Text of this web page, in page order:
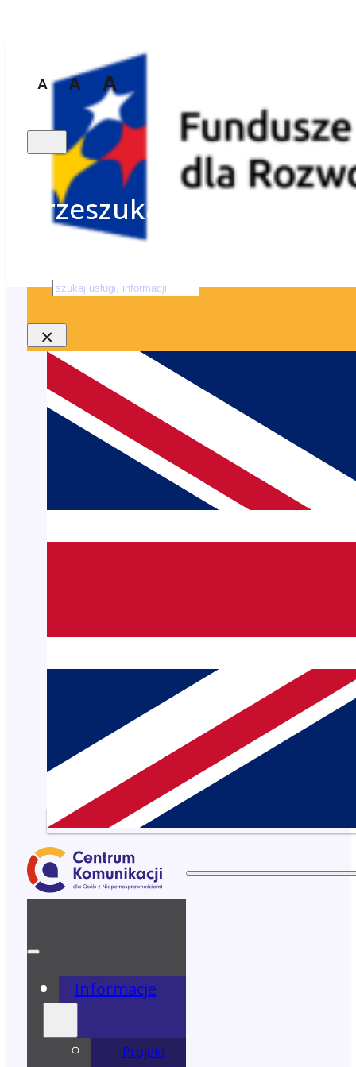
A A A
Przeszukaj stronę
Szukaj
×
Informacje
Projekt